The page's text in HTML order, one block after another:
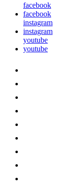
facebook
facebook
instagram
instagram
youtube
youtube